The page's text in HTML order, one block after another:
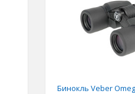
Previous
Бинокль Veber